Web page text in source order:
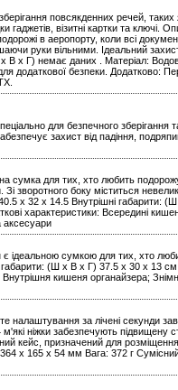
повсякденних речей,
візитні картки та ключі.
в аеропорту, коли всі
руки вільними. Ідеальний
В х Г) немає даних . Матеріал:
додаткової безпеки. Додатково:
для безпечного зберігання
захист від падіння,
сумка для тих, хто любить
зворотного боку міститься
x 32 x 14.5 Внутрішні габарити:
характеристики: Всередині
аксесуари
є ідеальною сумкою для тих, хто
(Ш х В х Г) 37.5 x 30 x 13
кишеня органайзера;
за лічені секунди
ніжки забезпечують підвищену
кейс, призначений для
x 165 x 54 мм Вага: 372 г